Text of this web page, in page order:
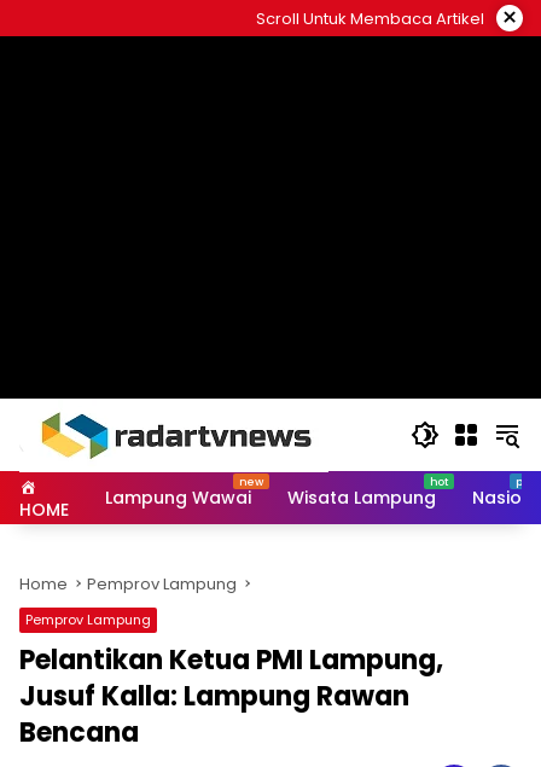
to
Scroll Untuk Membaca Artikel ×
HOME Lampung Wawai Wisata Lampung
Home Pemprov Lampung
Pemprov Lampung
Pelantikan Ketua PMI Lampung,
Jusuf Kalla: Lampung Rawan
Bencana